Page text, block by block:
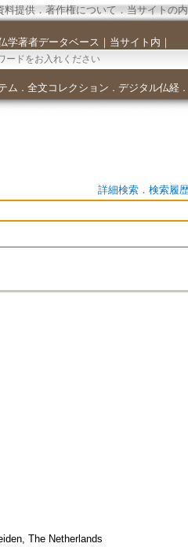
料提供． 著作権について．当サイトの
学著者データベース ｜ 当サイト内 ｜
ム ． 全文コレクション ． デジタル仏経．
詳細検索． 検索履
The Netherlands